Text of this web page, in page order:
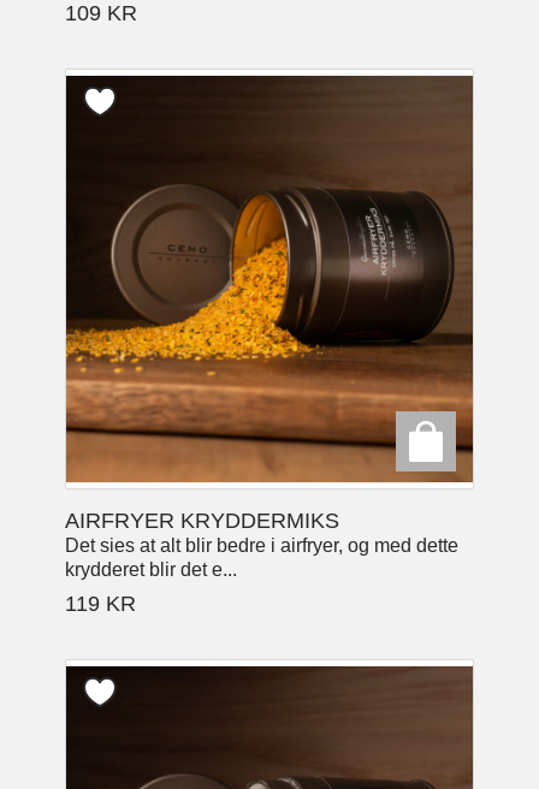
109 KR
AIRFRYER KRYDDERMIKS
Det sies at alt blir bedre i airfryer, og med dette
krydderet blir det e...
119 KR